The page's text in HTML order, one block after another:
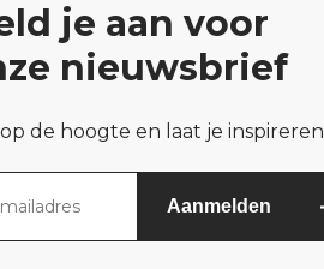
je aan voor
nieuwsbrief
de hoogte en laat je inspireren
Aanmelden